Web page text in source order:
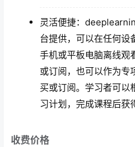
灵活便捷：
台提供，可以在任何设
手机或平板电脑离线观
或订阅，也可以作为专
买或订阅。学习者可以
习计划，完成课程后获
收费价格